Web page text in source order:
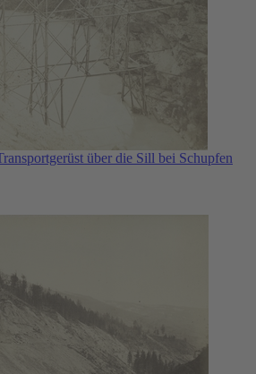
über die Sill bei Schupfen